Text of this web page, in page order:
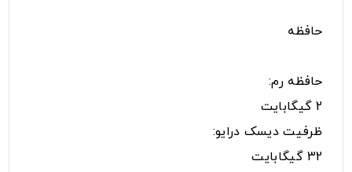
حافظه
حافظه رم:
2 گیگابایت
ظرفیت دیسک درایو:
32 گیگابایت